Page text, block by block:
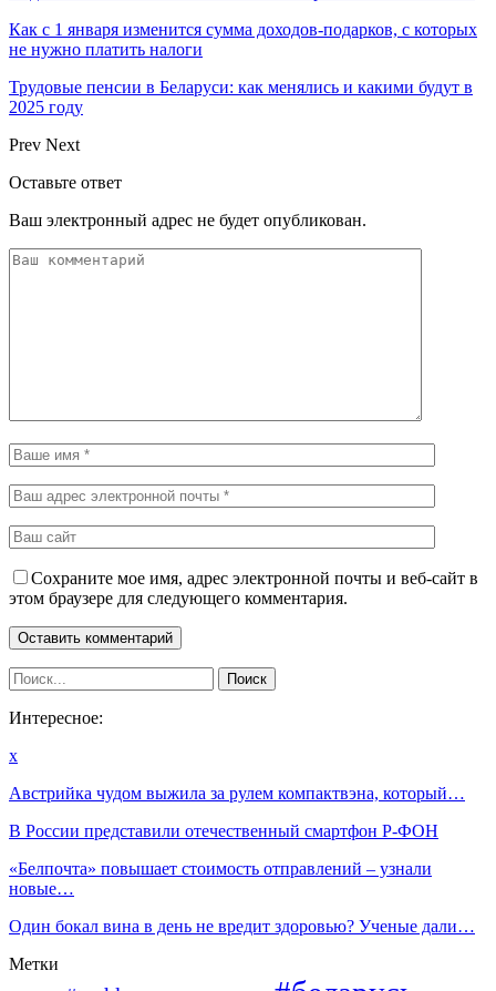
Как с 1 января изменится сумма доходов-подарков, с которых
не нужно платить налоги
Трудовые пенсии в Беларуси: как менялись и какими будут в
2025 году
Prev Next
Оставьте ответ
Ваш электронный адрес не будет опубликован.
Сохраните мое имя, адрес электронной почты и веб-сайт в
этом браузере для следующего комментария.
Интересное:
x
Австрийка чудом выжила за рулем компактвэна, который…
В России представили отечественный смартфон Р-ФОН
«Белпочта» повышает стоимость отправлений – узнали
новые…
Один бокал вина в день не вредит здоровью? Ученые дали…
Метки